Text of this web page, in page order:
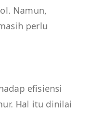
Namun,
perlu
efisiensi
Hal itu dinilai